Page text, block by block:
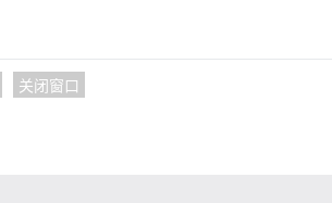
纳入负面清单管理的
关闭窗口